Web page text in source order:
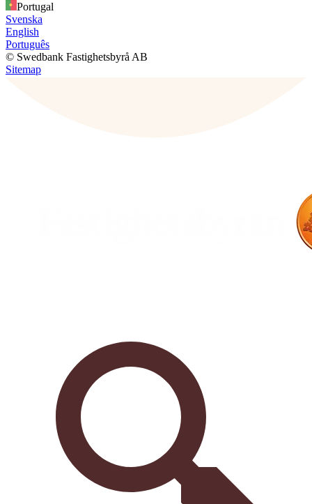
Portugal
Svenska
English
Português
© Swedbank Fastighetsbyrå AB
Sitemap